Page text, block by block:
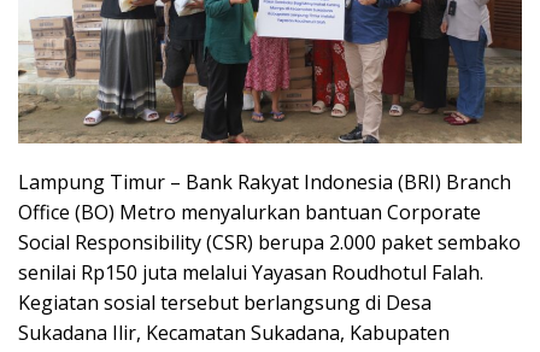
Lampung Timur – Bank Rakyat Indonesia (BRI) Branch
Office (BO) Metro menyalurkan bantuan Corporate
Social Responsibility (CSR) berupa 2.000 paket sembako
senilai Rp150 juta melalui Yayasan Roudhotul Falah.
Kegiatan sosial tersebut berlangsung di Desa
Sukadana Ilir, Kecamatan Sukadana, Kabupaten